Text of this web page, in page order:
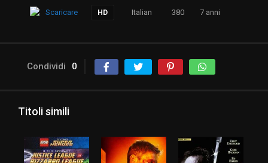
Scaricare HD Italian 380 7 anni
Condividi 0
Titoli simili